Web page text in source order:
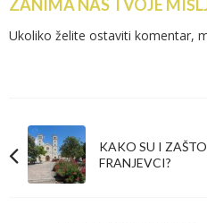
ZANIMA NAS TVOJE
Ukoliko želite ostaviti komentar,
KAKO SU I
FRANJEVCI?